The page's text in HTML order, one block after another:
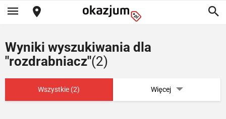
Wyniki wyszukiwania dla
"rozdrabniacz"(2)
Wszystkie (2) Więcej